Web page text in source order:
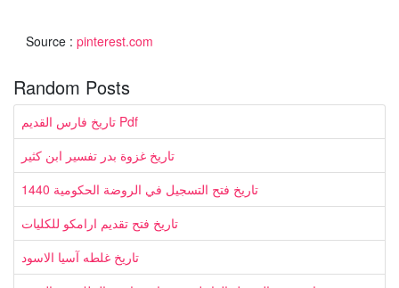
Source : pinterest.com
Random Posts
تاريخ فارس القديم Pdf
تاريخ غزوة بدر تفسير ابن كثير
تاريخ فتح التسجيل في الروضة الحكومية 1440
تاريخ فتح تقديم ارامكو للكليات
تاريخ غلطه آسيا الاسود